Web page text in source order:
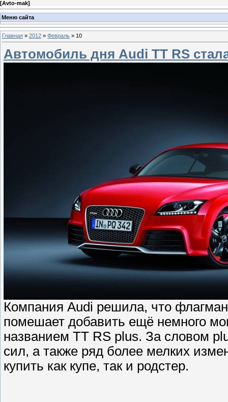
[Avto-mak]
Меню сайта
Главная » 2012 » Февраль » 10
Автомобиль дня Audi TT RS
Компания Audi решила, что
помешает добавить ещё немного
названием TT RS plus. За словом
сил, а также ряд более мелких
купить как купе, так и родстер.